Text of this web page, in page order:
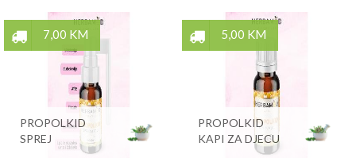
7,00 KM
PROPOLKID
SPREJ
5,00 KM
PROPOLKID
KAPI ZA DJECU